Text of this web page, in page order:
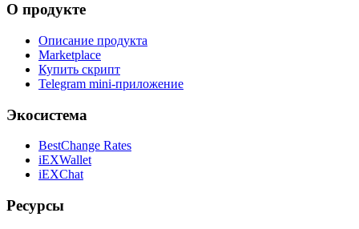
О продукте
Описание продукта
Marketplace
Купить скрипт
Telegram mini-приложение
Экосистема
BestChange Rates
iEXWallet
iEXChat
Ресурсы